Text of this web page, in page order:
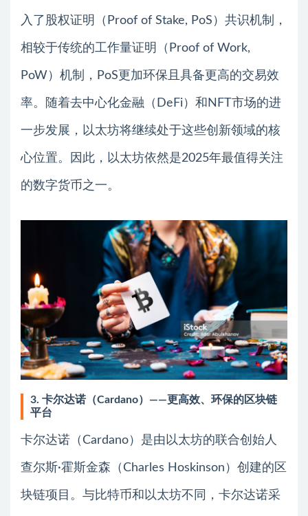
入了股权证明（Proof of Stake, PoS）共识机制，
相较于传统的工作量证明（Proof of Work,
PoW）机制，PoS更加环保且具备更高的交易效
率。随着去中心化金融（DeFi）和NFT市场的进
一步发展，以太坊将继续处于这些创新领域的核
心位置。因此，以太坊依然是2025年最值得关注
的数字货币之一。
3. 卡尔达诺（Cardano）——更高效、环保的区块链
平台
卡尔达诺（Cardano）是由以太坊的联合创始人
查尔斯·霍斯金森（Charles Hoskinson）创建的区
块链项目。与比特币和以太坊不同，卡尔达诺采